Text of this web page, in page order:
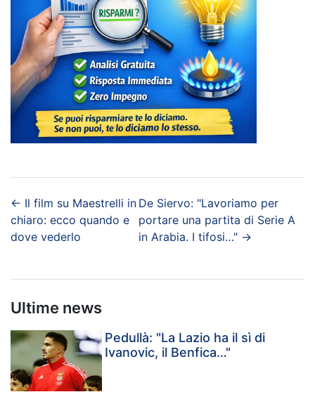
← Il film su Maestrelli in
chiaro: ecco quando e
dove vederlo
De Siervo: "Lavoriamo per
portare una partita di Serie A
in Arabia. I tifosi…" →
Ultime news
Pedullà: "La Lazio ha il sì di
Ivanovic, il Benfica…"